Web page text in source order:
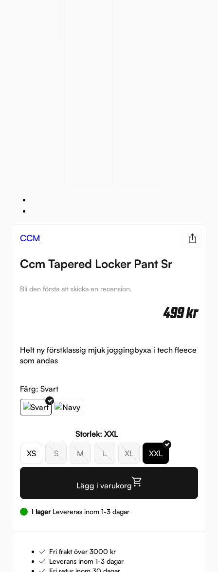
CCM
Ccm Tapered Locker Pant Sr
Bli den första att skicka en recension.
499kr
Helt ny förstklassig mjuk joggingbyxa i tech fleece
som andas
Färg: Svart
Storlek: XXL
XS
S M L XL XXL
Lägg i varukorg
I lagerLevereras inom 1-3 dagar
Fri frakt över 3000 kr
Leverans inom 1-3 dagar